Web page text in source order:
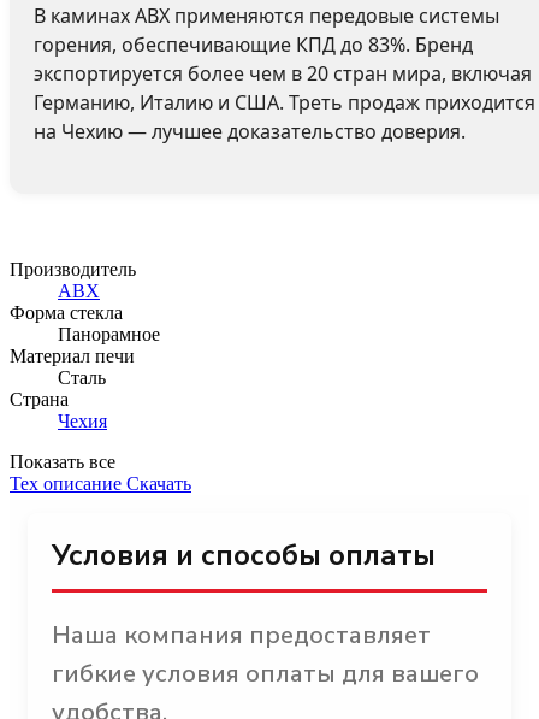
В каминах ABX применяются передовые системы
горения, обеспечивающие КПД до 83%. Бренд
экспортируется более чем в 20 стран мира, включая
Германию, Италию и США. Треть продаж приходится
на Чехию — лучшее доказательство доверия.
Производитель
ABX
Форма стекла
Панорамное
Материал печи
Сталь
Страна
Чехия
Показать все
Тех описание Скачать
Условия и способы оплаты
Наша компания предоставляет
гибкие условия оплаты для вашего
удобства.